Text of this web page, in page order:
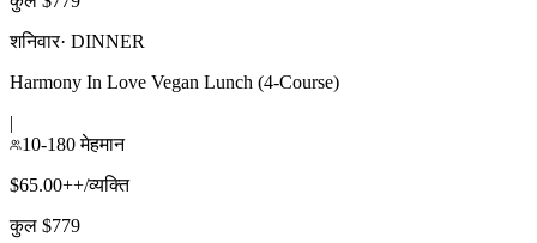
शनिवार· DINNER
Harmony In Love Vegan Lunch (4-Course)
|
10-180 मेहमान
$65.00++/व्यक्ति
कुल $779